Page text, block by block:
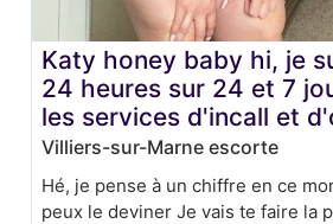
Katy honey baby hi, je
24 heures sur 24 et 7
les services d'incall et
Villiers-sur-Marne escorte
Hé, je pense à un chiffre en ce
peux le deviner Je vais te faire la